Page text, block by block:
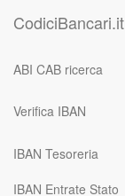
CodiciBancari.it
ABI CAB ricerca
Verifica IBAN
IBAN Tesoreria
IBAN Entrate Stato